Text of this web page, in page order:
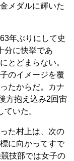
メダルに輝いた
年ぶりにして史
分に快挙であ
とどまらない。
のイメージを覆
たからだ。カナ
方抱え込み2回宙
いた。
た村上は、次の
に向かってすで
技部では女子の